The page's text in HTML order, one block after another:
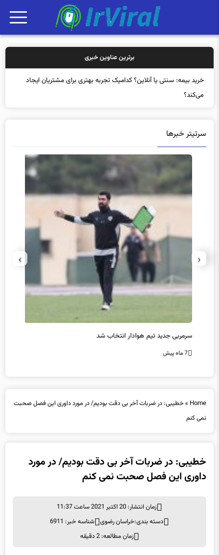
برترین عناوین خبری
خرید بیمه: سنتی یا آنلاین؟ کدامیک تجربه بهتری برای مشتریان ایجاد
می‌کند؟
سرتیتر خبرها
سرمربی جدید تیم هوادار انتخاب شد
7 ماه پیش
‹
›
Home
»خطیبی: در ضربات آخر بی دقت بودیم/ در مورد داوری این فصل صحبت
نمی کنم
خطیبی: در ضربات آخر بی دقت بودیم/ در مورد
داوری این فصل صحبت نمی کنم
زمان انتشار: 20 اکتبر 2021 ساعت 11:37
دسته بندی:خراسان رضوی شناسه خبر: 6911
زمان مطالعه: 2 دقیقه